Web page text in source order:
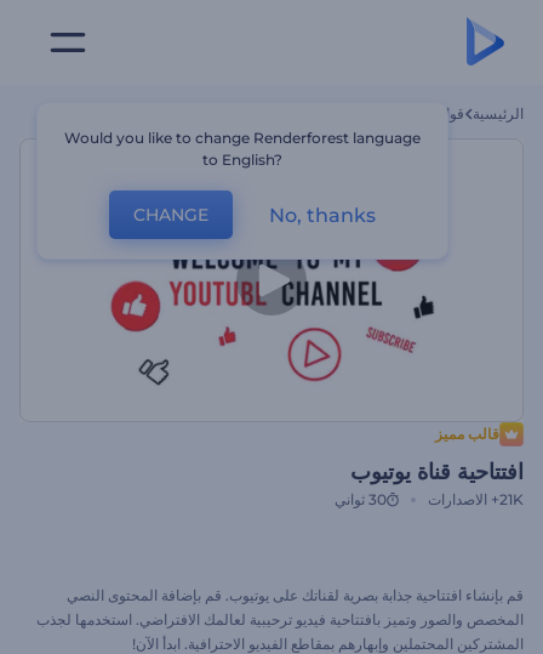
الرئيسية قوالب
قالب مميز
افتتاحية قناة يوتيوب
21K+ الاصدارات 30 ثواني
قم بإنشاء افتتاحية جذابة بصرية لقناتك على يوتيوب. قم بإضافة المحتوى النصي
المخصص والصور وتميز بافتتاحية فيديو ترحيبية لعالمك الافتراضي. استخدمها لجذب
المشتركين المحتملين وإبهارهم بمقاطع الفيديو الاحترافية. ابدأ الآن!
Would you like to change Renderforest language
to English?
CHANGE No, thanks